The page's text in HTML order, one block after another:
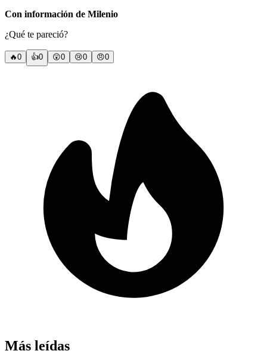
Con información de Milenio
¿Qué te pareció?
🔥0 👍0 😲0 😢0 😠0
Más leídas